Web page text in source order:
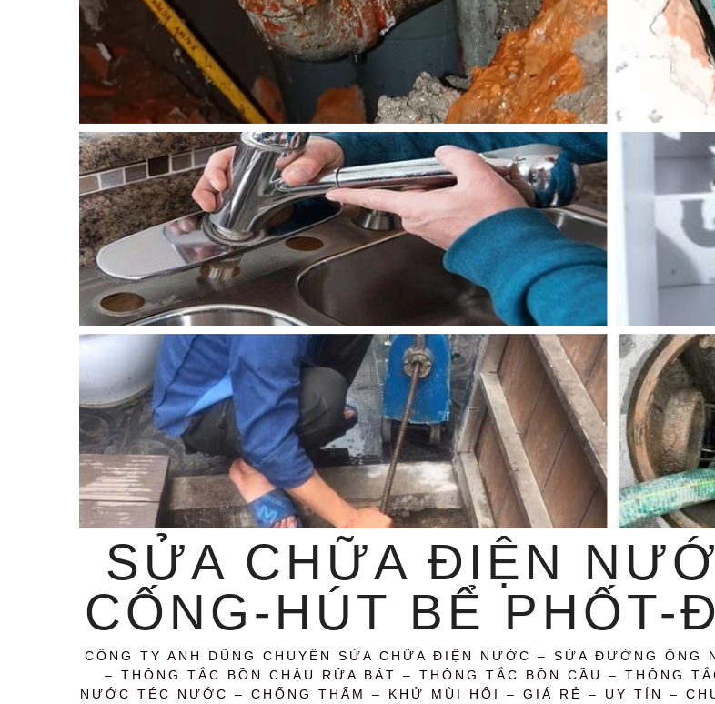
SỬA CHỮA ĐIỆN
CỐNG-HÚT BỂ PHỐT-
CÔNG TY ANH DŨNG CHUYÊN SỬA CHỮA ĐIỆN NƯỚC – SỬA ĐƯỜNG ỐNG
– THÔNG TẮC BỒN CHẬU RỬA BÁT – THÔNG TẮC BỒN CẦU – THÔNG
NƯỚC TÉC NƯỚC – CHỐNG THẤM – KHỬ MÙI HÔI – GIÁ RẺ – UY TÍN –